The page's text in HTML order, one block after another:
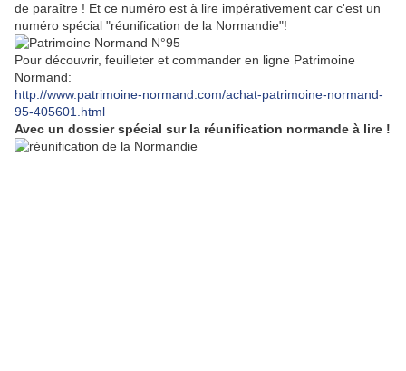
de paraître ! Et ce numéro est à lire impérativement car c'est un
numéro spécial "réunification de la Normandie"!
Pour découvrir, feuilleter et commander en ligne Patrimoine
Normand:
http://www.patrimoine-normand.com/achat-patrimoine-normand-
95-405601.html
Avec un dossier spécial sur la réunification normande à lire !